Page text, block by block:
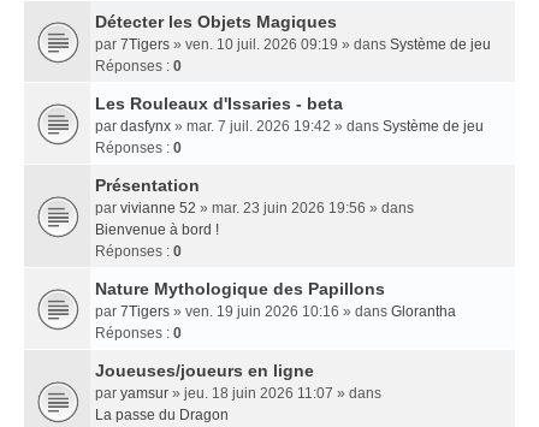
Détecter les Objets Magiques
par 7Tigers » ven. 10 juil. 2026 09:19 » dans Système de jeu
Réponses : 0
Les Rouleaux d'Issaries - beta
par dasfynx » mar. 7 juil. 2026 19:42 » dans Système de jeu
Réponses : 0
Présentation
par vivianne 52 » mar. 23 juin 2026 19:56 » dans
Bienvenue à bord !
Réponses : 0
Nature Mythologique des Papillons
par 7Tigers » ven. 19 juin 2026 10:16 » dans Glorantha
Réponses : 0
Joueuses/joueurs en ligne
par yamsur » jeu. 18 juin 2026 11:07 » dans
La passe du Dragon